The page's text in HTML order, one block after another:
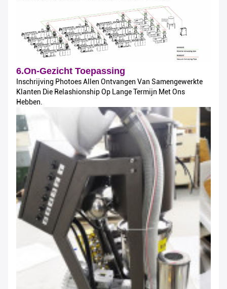
6.On-Gezicht Toepassing
Inschrijving Photoes Allen Ontvangen Van Samengewerkte
Klanten Die Relashionship Op Lange Termijn Met Ons
Hebben.